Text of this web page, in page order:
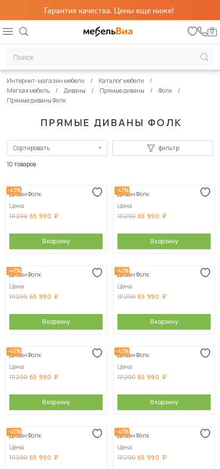
Гарантия качества. Цены еще ниже!
0
ПРЯМЫЕ ДИВАНЫ ФОЛК
Интернет-магазин мебели
Каталог мебели
Мягкая мебель
Диваны Прямые диваны
Фолк
Прямые диваны Фолк
Сортировать
фильтр
10 товаров
-41%
Диван Фолк
Цена
111 290 65 990
В корзину
-41%
Диван Фолк
Цена
111 290 65 990
В корзину
-41%
Диван Фолк
Цена
111 290 65 990
В корзину
-41%
Диван Фолк
Цена
111 290 65 990
В корзину
-41%
Диван Фолк
Цена
111 290 65 990
В корзину
-41%
Диван Фолк
Цена
111 290 65 990
В корзину
-41%
Диван Фолк
Цена
111 290 65 990
-41%
Диван Фолк
Цена
111 290 65 990